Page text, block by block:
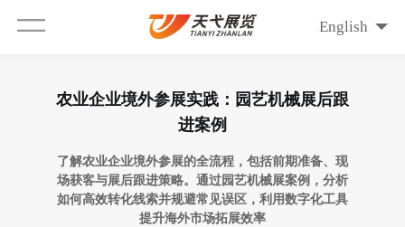
English
农业企业境外参展实践：园艺机械展后跟
进案例
了解农业企业境外参展的全流程，包括前期准备、现
场获客与展后跟进策略。通过园艺机械展案例，分析
如何高效转化线索并规避常见误区，利用数字化工具
提升海外市场拓展效率